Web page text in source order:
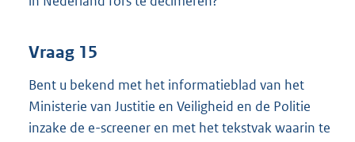
Vraag 15
Bent u bekend met het informatieblad van het
Ministerie van Justitie en Veiligheid en de Politie
inzake de e-screener en met het tekstvak waarin te